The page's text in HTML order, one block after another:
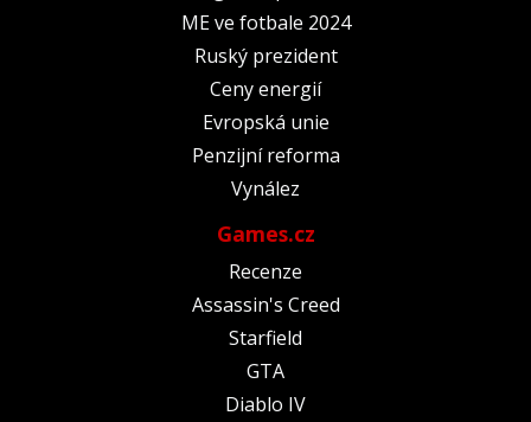
ME ve fotbale 2024
Ruský prezident
Ceny energií
Evropská unie
Penzijní reforma
Vynález
Games.cz
Recenze
Assassin's Creed
Starfield
GTA
Diablo IV